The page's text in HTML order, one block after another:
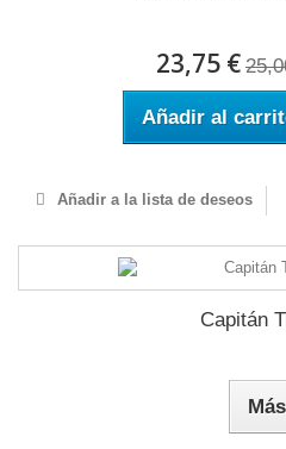
23,75 €
Añadir al
Añadir a la lista de deseos
Capitán
Más